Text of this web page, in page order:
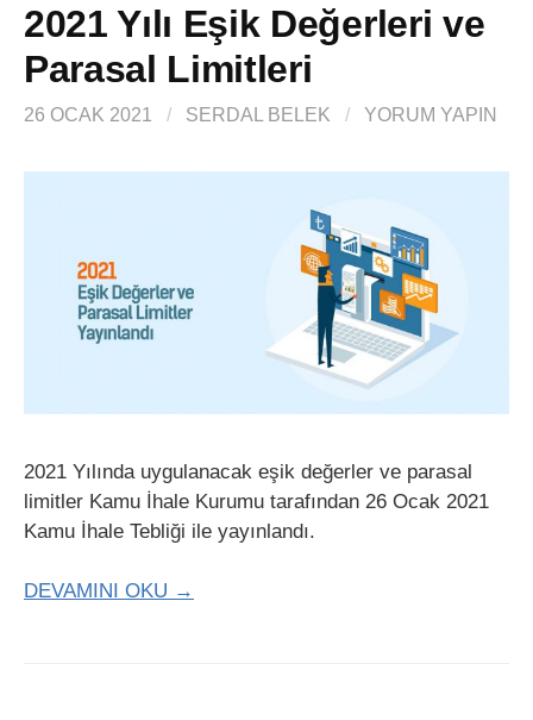
2021 Yılı Eşik Değerleri ve
Parasal Limitleri
26 OCAK 2021 / SERDAL BELEK / YORUM YAPIN
2021 Yılında uygulanacak eşik değerler ve parasal
limitler Kamu İhale Kurumu tarafından 26 Ocak 2021
Kamu İhale Tebliği ile yayınlandı.
DEVAMINI OKU →